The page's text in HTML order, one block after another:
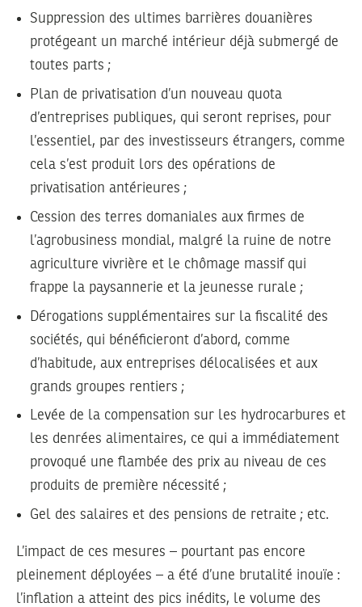
Suppression des ultimes barrières douanières
protégeant un marché intérieur déjà submergé de
toutes parts ;
Plan de privatisation d’un nouveau quota
d’entreprises publiques, qui seront reprises, pour
l’essentiel, par des investisseurs étrangers, comme
cela s’est produit lors des opérations de
privatisation antérieures ;
Cession des terres domaniales aux firmes de
l’agrobusiness mondial, malgré la ruine de notre
agriculture vivrière et le chômage massif qui
frappe la paysannerie et la jeunesse rurale ;
Dérogations supplémentaires sur la fiscalité des
sociétés, qui bénéficieront d’abord, comme
d’habitude, aux entreprises délocalisées et aux
grands groupes rentiers ;
Levée de la compensation sur les hydrocarbures et
les denrées alimentaires, ce qui a immédiatement
provoqué une flambée des prix au niveau de ces
produits de première nécessité ;
Gel des salaires et des pensions de retraite ; etc.
L’impact de ces mesures – pourtant pas encore
pleinement déployées – a été d’une brutalité inouïe :
l’inflation a atteint des pics inédits, le volume des